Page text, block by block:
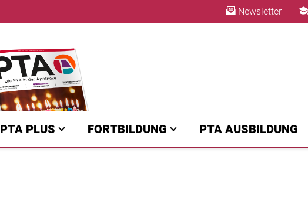
Newsletter
PTA PLUS FORTBILDUNG PTA AUSBILDUNG